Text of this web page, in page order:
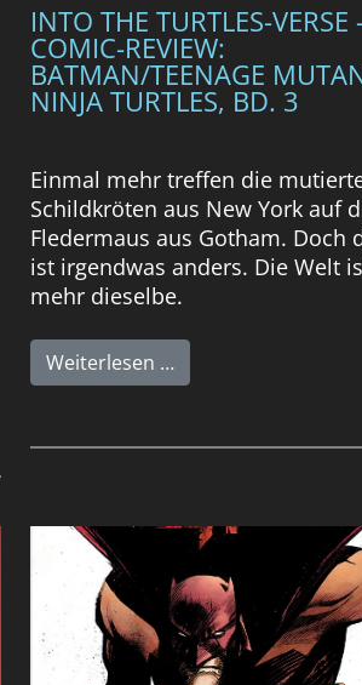
INTO THE TURTLES-VERSE
COMIC-REVIEW:
BATMAN/TEENAGE
NINJA TURTLES, BD. 3
Einmal mehr treffen die
Schildkröten aus New York auf
Fledermaus aus Gotham. Doch
ist irgendwas anders. Die Welt
mehr dieselbe.
Weiterlesen …